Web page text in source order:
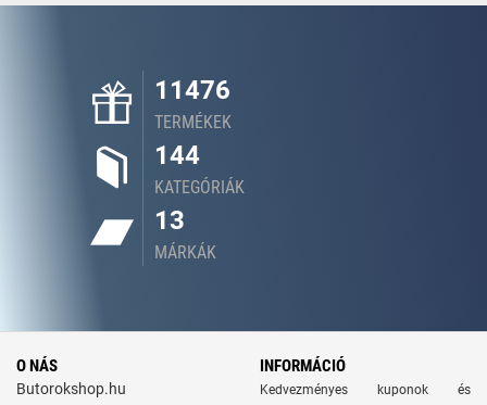
11476
TERMÉKEK
144
KATEGÓRIÁK
13
MÁRKÁK
O NÁS
Butorokshop.hu
INFORMÁCIÓ
Kedvezményes kuponok és